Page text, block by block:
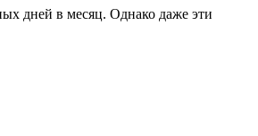
дней в месяц. Однако даже эти